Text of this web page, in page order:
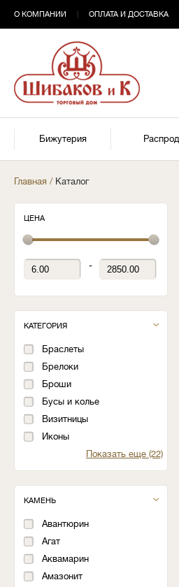
О КОМПАНИИ ОПЛАТА И ДОСТАВКА
Бижутерия
Главная / Каталог
ЦЕНА
-
КАТЕГОРИЯ
Браслеты
Брелоки
Броши
Бусы и колье
Визитницы
Иконы
Показать еще (22)
КАМЕНЬ
Авантюрин
Агат
Аквамарин
Амазонит